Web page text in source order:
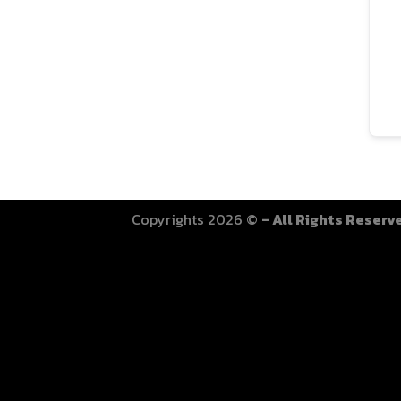
Copyrights 2026 © - All Rights